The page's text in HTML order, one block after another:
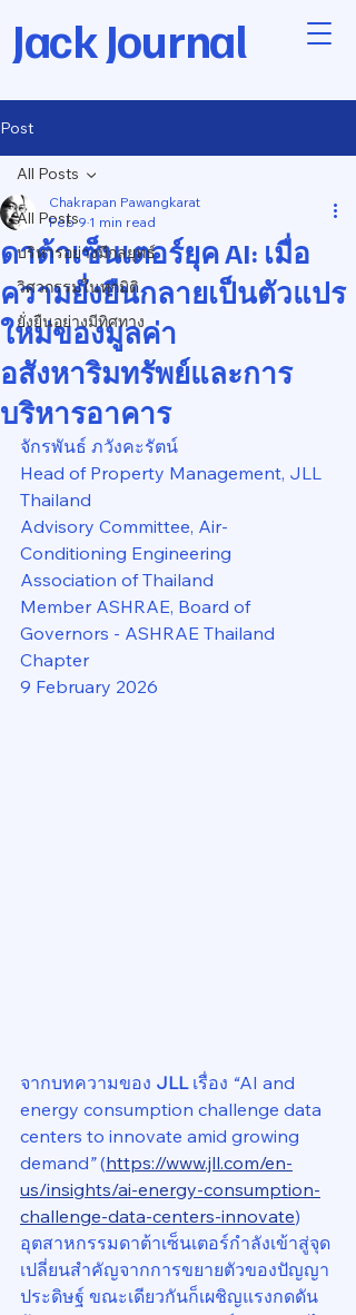
Jack Journal
Post
All Posts
บริหารอย่างมีกลยุทธ์
วิศวกรรมในทุกมิติ
ยั่งยืนอย่างมีทิศทาง
All Posts
ดาต้าเซ็นเตอร์ยุค AI: เมื่อ
ความยั่งยืนกลายเป็นตัวแปร
ใหม่ของมูลค่า
อสังหาริมทรัพย์และการ
บริหารอาคาร
Chakrapan Pawangkarat
Feb 9 1 min read
จักรพันธ์ ภวังคะรัตน์
Head of Property Management, JLL
Thailand
Advisory Committee, Air-
Conditioning Engineering
Association of Thailand
Member ASHRAE, Board of
Governors - ASHRAE Thailand
Chapter
9 February 2026
จากบทความของ JLL เรื่อง “AI and
energy consumption challenge data
centers to innovate amid growing
demand” (https://www.jll.com/en-
us/insights/ai-energy-consumption-
challenge-data-centers-innovate)
อุตสาหกรรมดาต้าเซ็นเตอร์กำลังเข้าสู่จุด
เปลี่ยนสำคัญจากการขยายตัวของปัญญา
ประดิษฐ์ ขณะเดียวกันก็เผชิญแรงกดดัน